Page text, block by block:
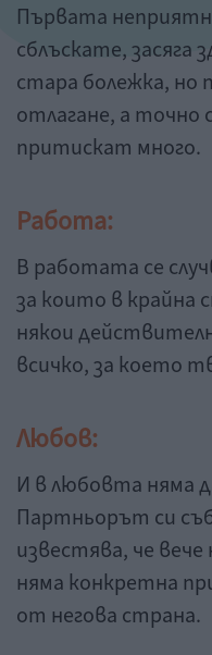
Първата
сблъскате, засяга
стара болежка,
отлагане, а точно
притискат много.
Работа:
В работата се
за които в крайна
някои
всичко, за което
Любов:
И в любовта няма
Партньорът си
известява, че вече
няма конкретна
от негова страна.